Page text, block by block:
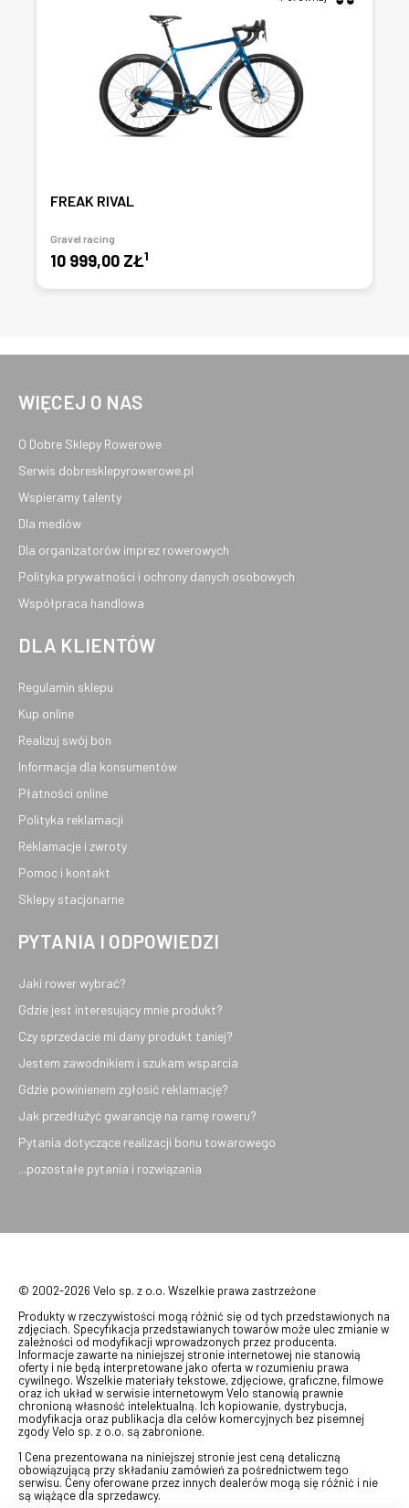
FREAK RIVAL
Gravel racing
10 999,00 ZŁ1
WIĘCEJ O NAS
O Dobre Sklepy Rowerowe
Serwis dobresklepyrowerowe.pl
Wspieramy talenty
Dla mediów
Dla organizatorów imprez rowerowych
Polityka prywatności i ochrony danych osobowych
Współpraca handlowa
DLA KLIENTÓW
Regulamin sklepu
Kup online
Realizuj swój bon
Informacja dla konsumentów
Płatności online
Polityka reklamacji
Reklamacje i zwroty
Pomoc i kontakt
Sklepy stacjonarne
PYTANIA I ODPOWIEDZI
Jaki rower wybrać?
Gdzie jest interesujący mnie produkt?
Czy sprzedacie mi dany produkt taniej?
Jestem zawodnikiem i szukam wsparcia
Gdzie powinienem zgłosić reklamację?
Jak przedłużyć gwarancję na ramę roweru?
Pytania dotyczące realizacji bonu towarowego
...pozostałe pytania i rozwiązania
© 2002-2026 Velo sp. z o.o. Wszelkie prawa zastrzeżone
Produkty w rzeczywistości mogą różnić się od tych przedstawionych na
zdjęciach. Specyfikacja przedstawianych towarów może ulec zmianie w
zależności od modyfikacji wprowadzonych przez producenta.
Informacje zawarte na niniejszej stronie internetowej nie stanowią
oferty i nie będą interpretowane jako oferta w rozumieniu prawa
cywilnego. Wszelkie materiały tekstowe, zdjęciowe, graficzne, filmowe
oraz ich układ w serwisie internetowym Velo stanowią prawnie
chronioną własność intelektualną. Ich kopiowanie, dystrybucja,
modyfikacja oraz publikacja dla celów komercyjnych bez pisemnej
zgody Velo sp. z o.o. są zabronione.
1 Cena prezentowana na niniejszej stronie jest ceną detaliczną
obowiązującą przy składaniu zamówień za pośrednictwem tego
serwisu. Ceny oferowane przez innych dealerów mogą się różnić i nie
są wiążące dla sprzedawcy.